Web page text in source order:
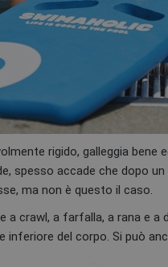
rigido, galleggia
spesso accade che dopo
ma non è questo il caso.
a crawl, a farfalla, a rana e a
del corpo. Si può